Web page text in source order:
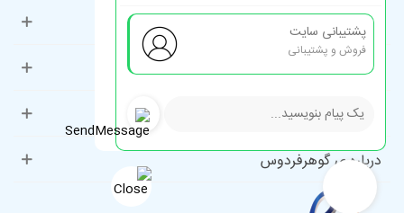
حساب کاربری
راهنمای مشتریان
دسته‌بندی‌های پرطرفدار
درباره ی گوهرفردوس
پشتیبانی سایت
فروش و پشتیبانی